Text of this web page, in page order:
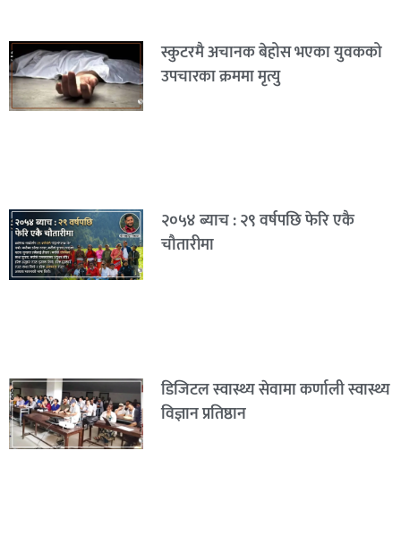
स्कुटरमै अचानक बेहोस भएका युवकको
उपचारका क्रममा मृत्यु
२०५४ ब्याच : २९ वर्षपछि फेरि एकै
चौतारीमा
डिजिटल स्वास्थ्य सेवामा कर्णाली स्वास्थ्य
विज्ञान प्रतिष्ठान